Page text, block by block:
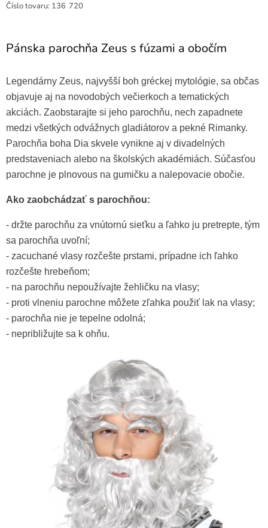
Číslo tovaru: 136 720
Pánska parochňa Zeus s fúzami a obočím
Legendárny Zeus, najvyšší boh gréckej mytológie, sa občas
objavuje aj na novodobých večierkoch a tematických
akciách. Zaobstarajte si jeho parochňu, nech zapadnete
medzi všetkých odvážnych gladiátorov a pekné Rimanky.
Parochňa boha Dia skvele vynikne aj v divadelných
predstaveniach alebo na školských akadémiách. Súčasťou
parochne je plnovous na gumičku a nalepovacie obočie.
Ako zaobchádzať s parochňou:
- držte parochňu za vnútornú sieťku a ľahko ju pretrepte, tým
sa parochňa uvoľní;
- zacuchané vlasy rozčešte prstami, prípadne ich ľahko
rozčešte hrebeňom;
- na parochňu nepoužívajte žehličku na vlasy;
- proti vlneniu parochne môžete zľahka použiť lak na vlasy;
- parochňa nie je tepelne odolná;
- nepribližujte sa k ohňu.